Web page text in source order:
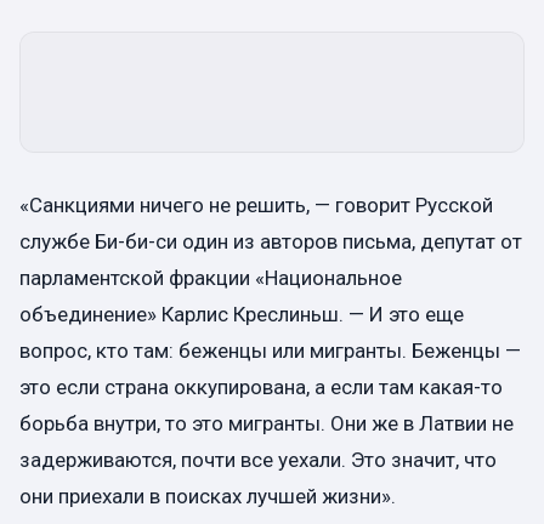
«Санкциями ничего не решить, — говорит Русской
службе Би-би-си один из авторов письма, депутат от
парламентской фракции «Национальное
объединение» Карлис Креслиньш. — И это еще
вопрос, кто там: беженцы или мигранты. Беженцы —
это если страна оккупирована, а если там какая-то
борьба внутри, то это мигранты. Они же в Латвии не
задерживаются, почти все уехали. Это значит, что
они приехали в поисках лучшей жизни».